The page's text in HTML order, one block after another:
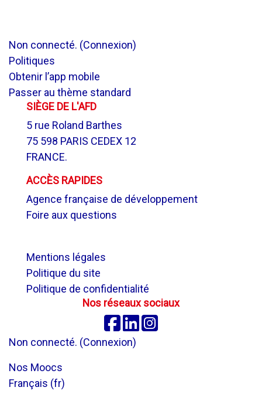
Non connecté. (Connexion)
Politiques
Obtenir l’app mobile
Passer au thème standard
SIÈGE DE L'AFD
5 rue Roland Barthes
75 598 PARIS CEDEX 12
FRANCE.
ACCÈS RAPIDES
Agence française de développement
Foire aux questions
Mentions légales
Politique du site
Politique de confidentialité
Nos réseaux sociaux
Facebook
Linkedin
Non connecté. (Connexion)
Nos Moocs
Français ‎(fr)‎